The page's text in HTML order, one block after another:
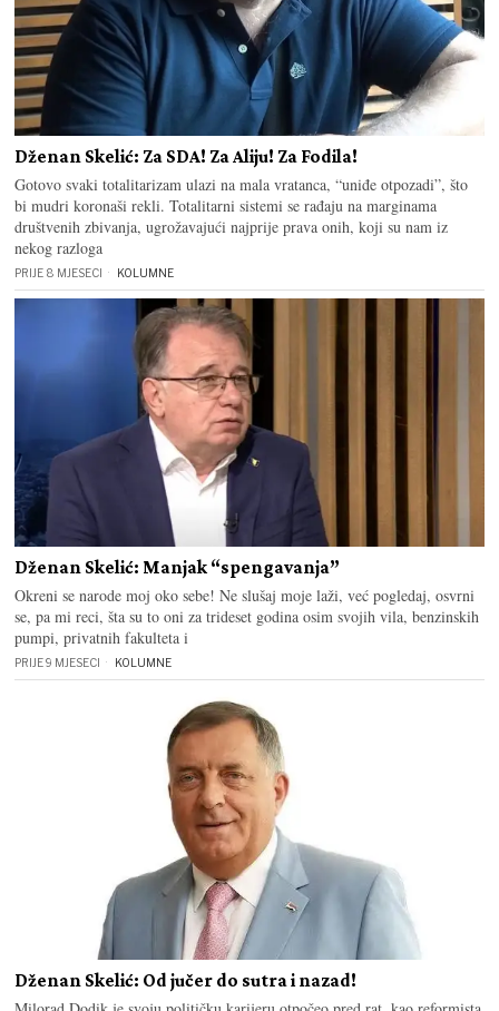
Dženan Skelić: Za SDA! Za Aliju! Za Fodila!
Gotovo svaki totalitarizam ulazi na mala vratanca, “uniđe otpozadi”, što
bi mudri koronaši rekli. Totalitarni sistemi se rađaju na marginama
društvenih zbivanja, ugrožavajući najprije prava onih, koji su nam iz
nekog razloga
PRIJE 8 MJESECI KOLUMNE
Dženan Skelić: Manjak “spengavanja”
Okreni se narode moj oko sebe! Ne slušaj moje laži, već pogledaj, osvrni
se, pa mi reci, šta su to oni za trideset godina osim svojih vila, benzinskih
pumpi, privatnih fakulteta i
PRIJE 9 MJESECI KOLUMNE
Dženan Skelić: Od jučer do sutra i nazad!